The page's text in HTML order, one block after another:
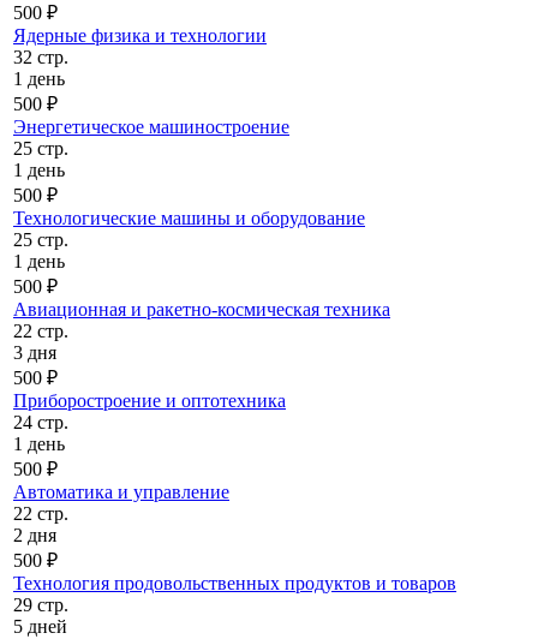
500 ₽
Ядерные физика и технологии
32 стр.
1 день
500 ₽
Энергетическое машиностроение
25 стр.
1 день
500 ₽
Технологические машины и оборудование
25 стр.
1 день
500 ₽
Авиационная и ракетно-космическая техника
22 стр.
3 дня
500 ₽
Приборостроение и оптотехника
24 стр.
1 день
500 ₽
Автоматика и управление
22 стр.
2 дня
500 ₽
Технология продовольственных продуктов и товаров
29 стр.
5 дней